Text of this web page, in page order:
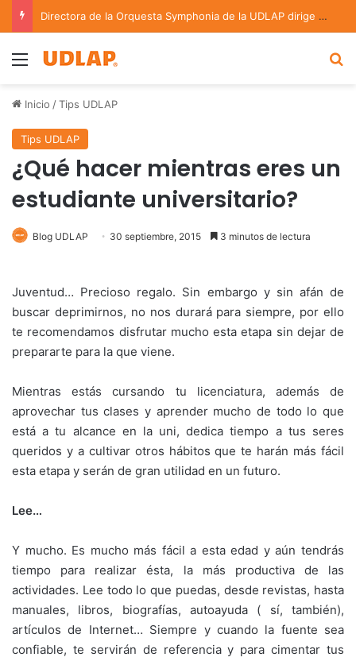
Directora de la Orquesta Symphonia de la UDLAP dirige agrupaciones de talla nacional e internacional
Menu
Inicio /Tips UDLAP
Tips UDLAP
¿Qué hacer mientras eres un
estudiante universitario?
Blog UDLAP 30 septiembre, 2015 3 minutos de lectura
Juventud… Precioso regalo. Sin embargo y sin afán de
buscar deprimirnos, no nos durará para siempre, por ello
te recomendamos disfrutar mucho esta etapa sin dejar de
prepararte para la que viene.
Mientras estás cursando tu licenciatura, además de
aprovechar tus clases y aprender mucho de todo lo que
está a tu alcance en la uni, dedica tiempo a tus seres
queridos y a cultivar otros hábitos que te harán más fácil
esta etapa y serán de gran utilidad en un futuro.
Lee…
Y mucho. Es mucho más fácil a esta edad y aún tendrás
tiempo para realizar ésta, la más productiva de las
actividades. Lee todo lo que puedas, desde revistas, hasta
manuales, libros, biografías, autoayuda ( sí, también),
artículos de Internet… Siempre y cuando la fuente sea
confiable, te servirán de referencia y para cimentar tus